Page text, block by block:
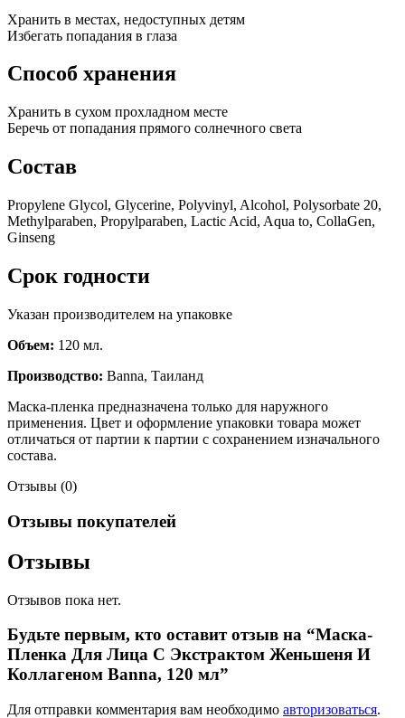
Хранить в местах, недоступных детям
Избегать попадания в глаза
Способ хранения
Хранить в сухом прохладном месте
Беречь от попадания прямого солнечного света
Состав
Propylene Glycol, Glycerine, Polyvinyl, Alcohol, Polysorbate 20,
Methylparaben, Propylparaben, Lactic Acid, Aqua to, CollaGen,
Ginseng
Срок годности
Указан производителем на упаковке
Объем: 120 мл.
Производство: Banna, Таиланд
Маска-пленка предназначена только для наружного
применения. Цвет и оформление упаковки товара может
отличаться от партии к партии с сохранением изначального
состава.
Отзывы (0)
Отзывы покупателей
Отзывы
Отзывов пока нет.
Будьте первым, кто оставит отзыв на “Маска-
Пленка Для Лица С Экстрактом Женьшеня И
Коллагеном Banna, 120 мл”
Для отправки комментария вам необходимо авторизоваться.